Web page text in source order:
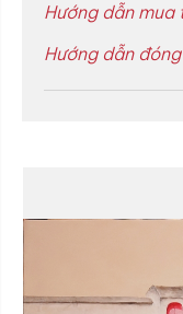
Hướng dẫn
Hướng dẫn